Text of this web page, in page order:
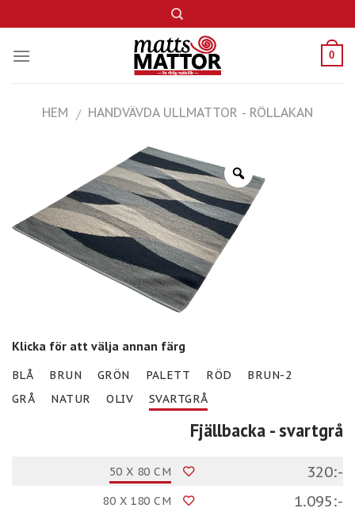
to
content
0
HEM / HANDVÄVDA ULLMATTOR - RÖLLAKAN
Klicka för att välja annan färg
BLÅ BRUN GRÖN PALETT RÖD
BRUN-2
GRÅ
NATUR OLIV SVARTGRÅ
Fjällbacka - svartgrå
50 X 80 CM 320:-
80 X 180 CM 1.095:-